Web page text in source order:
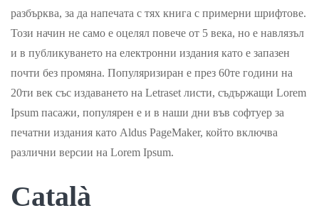
разбърква, за да напечата с тях книга с примерни шрифтове.
Този начин не само е оцелял повече от 5 века, но е навлязъл
и в публикуването на електронни издания като е запазен
почти без промяна. Популяризиран е през 60те години на
20ти век със издаването на Letraset листи, съдържащи Lorem
Ipsum пасажи, популярен е и в наши дни във софтуер за
печатни издания като Aldus PageMaker, който включва
различни версии на Lorem Ipsum.
Català